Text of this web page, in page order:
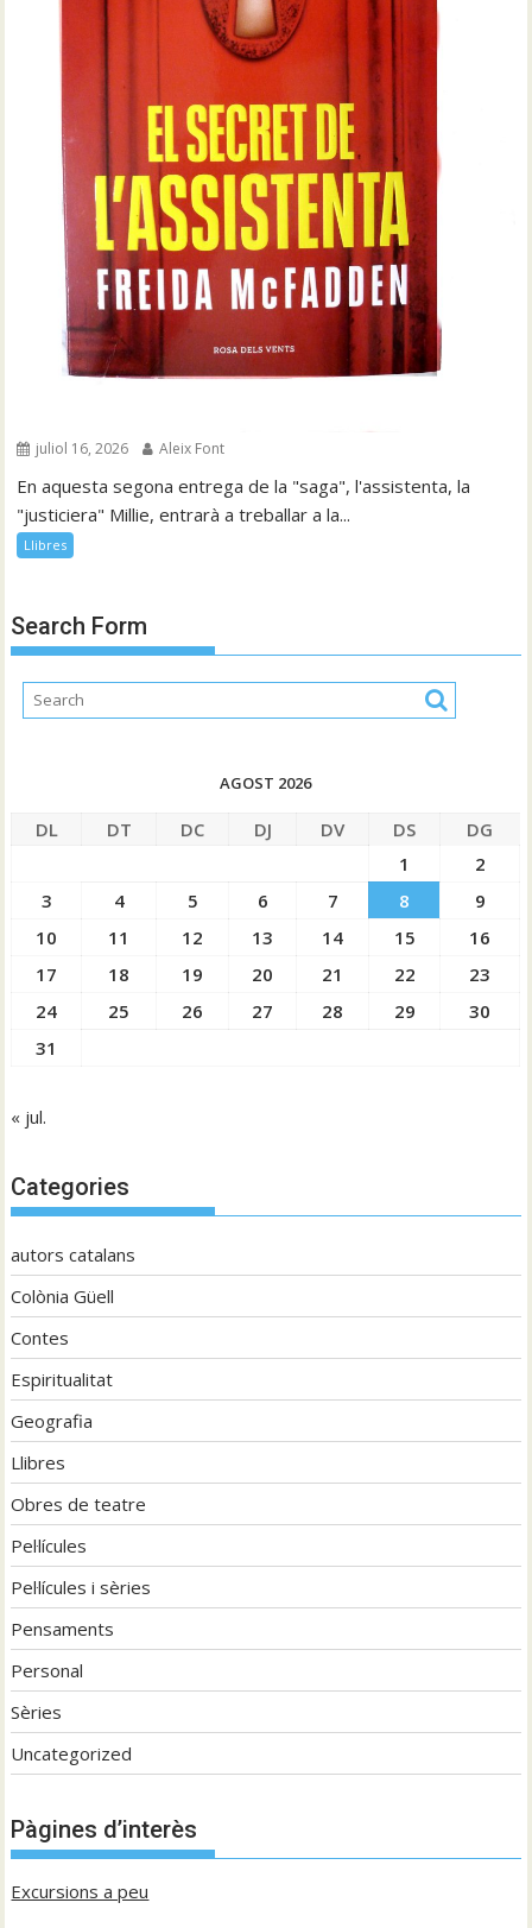
juliol 16, 2026 Aleix Font
En aquesta segona entrega de la "saga", l'assistenta, la
"justiciera" Millie, entrarà a treballar a la...
Llibres
Search Form
AGOST 2026
DL DT DC DJ DV DS
DG
1
2
3
4 5 6 7 8
9
10
11 12 13 14 15
16
17
18 19 20 21 22
23
24
25 26 27 28 29
30
31
« jul.
Categories
autors catalans
Colònia Güell
Contes
Espiritualitat
Geografia
Llibres
Obres de teatre
Pel·lícules
Pel·lícules i sèries
Pensaments
Personal
Sèries
Uncategorized
Pàgines d’interès
Excursions a peu